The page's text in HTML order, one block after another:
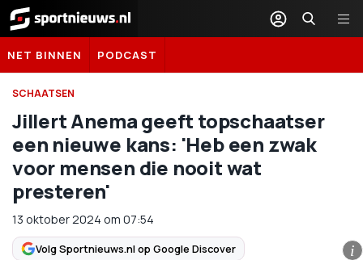
Sportnieuws.nl
NET BINNEN PODCAST
SCHAATSEN
Jillert Anema geeft topschaatser
een nieuwe kans: 'Heb een zwak
voor mensen die nooit wat
presteren'
13 oktober 2024 om 07:54
Volg Sportnieuws.nl op Google Discover i